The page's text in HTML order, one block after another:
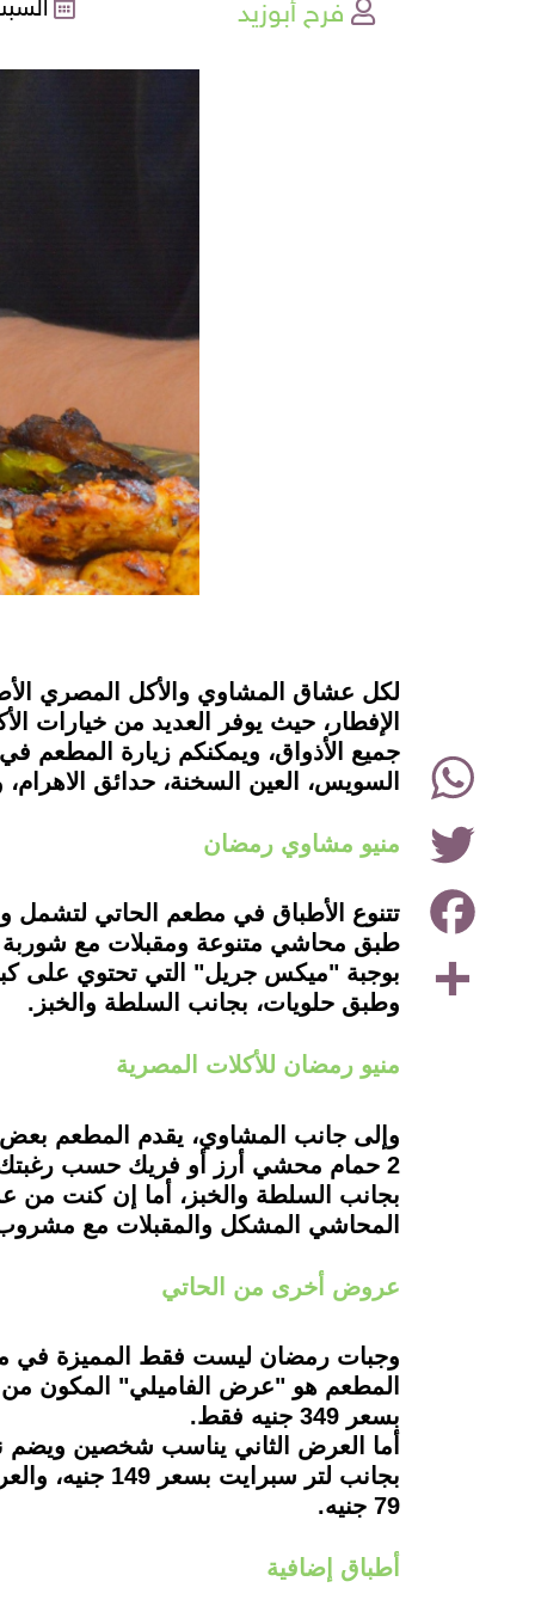
Share
Facebook
Twitter
WhatsApp
instagramلكل عشاق المشاوي والأكل المصري
الإفطار، حيث يوفر العديد من خيارات
جميع الأذواق، ويمكنكم زيارة المطعم
السويس، العين السخنة، حدائق
منيو مشاوي رمضان
طبق محاشي متنوعة ومقبلات مع شوربة
بوجبة "ميكس جريل" التي تحتوي على
وطبق حلويات، بجانب السلطة والخبز.
منيو رمضان للأكلات المصرية
وإلى جانب المشاوي، يقدم المطعم بعض
2 حمام محشي أرز أو فريك حسب
بجانب السلطة والخبز، أما إن كنت من
المحاشي المشكل والمقبلات مع
عروض أخرى من الحاتي
وجبات رمضان ليست فقط المميزة في
المطعم هو "عرض الفاميلي" المكون
بسعر 349 جنيه فقط.
بجانب لتر
79 جنيه.
أطباق إضافية